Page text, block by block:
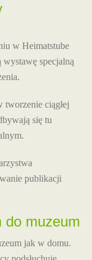
w Heimatstube
specjalną
tworzenie ciągłej
się tu
publikacji
do muzeum
jak w domu.